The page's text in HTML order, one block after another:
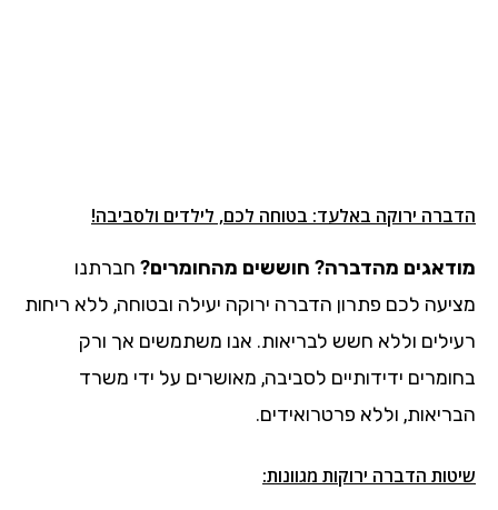
הדברה ירוקה באלעד: בטוחה לכם, לילדים ולסביבה!
מודאגים מהדברה? חוששים מהחומרים? חברתנו
מציעה לכם פתרון הדברה ירוקה יעילה ובטוחה, ללא ריחות
רעילים וללא חשש לבריאות. אנו משתמשים אך ורק
בחומרים ידידותיים לסביבה, מאושרים על ידי משרד
הבריאות, וללא פרטרואידים.
שיטות הדברה ירוקות מגוונות: